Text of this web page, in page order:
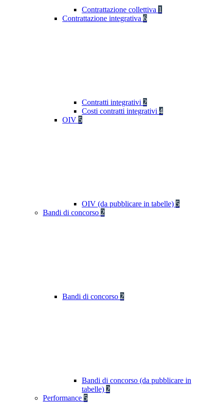
Contrattazione collettiva 1
Contrattazione integrativa 6
Contratti integrativi 2
Costi contratti integrativi 4
OIV 5
OIV (da pubblicare in tabelle) 5
Bandi di concorso 2
Bandi di concorso 2
Bandi di concorso (da pubblicare in
tabelle) 2
Performance 5